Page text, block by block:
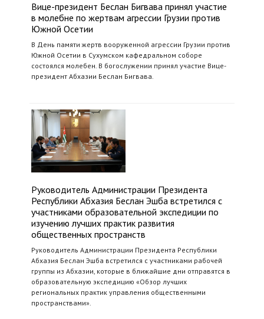
Вице-президент Беслан Бигвава принял участие
в молебне по жертвам агрессии Грузии против
Южной Осетии
В День памяти жертв вооруженной агрессии Грузии против
Южной Осетии в Сухумском кафедральном соборе
состоялся молебен. В богослужении принял участие Вице-
президент Абхазии Беслан Бигвава.
Руководитель Администрации Президента
Республики Абхазия Беслан Эшба встретился с
участниками образовательной экспедиции по
изучению лучших практик развития
общественных пространств
Руководитель Администрации Президента Республики
Абхазия Беслан Эшба встретился с участниками рабочей
группы из Абхазии, которые в ближайшие дни отправятся в
образовательную экспедицию «Обзор лучших
региональных практик управления общественными
пространствами».